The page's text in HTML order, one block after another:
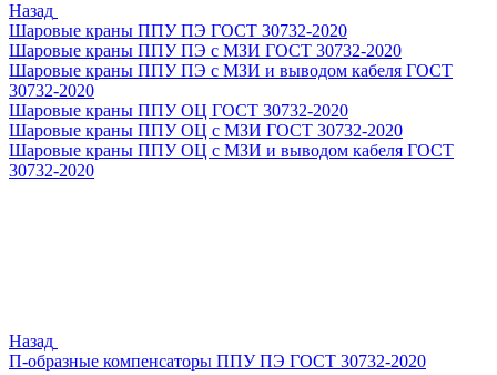
Назад
Шаровые краны ППУ ПЭ ГОСТ 30732-2020
Шаровые краны ППУ ПЭ с МЗИ ГОСТ 30732-2020
Шаровые краны ППУ ПЭ с МЗИ и выводом кабеля ГОСТ
30732-2020
Шаровые краны ППУ ОЦ ГОСТ 30732-2020
Шаровые краны ППУ ОЦ с МЗИ ГОСТ 30732-2020
Шаровые краны ППУ ОЦ с МЗИ и выводом кабеля ГОСТ
30732-2020
Назад
П-образные компенсаторы ППУ ПЭ ГОСТ 30732-2020